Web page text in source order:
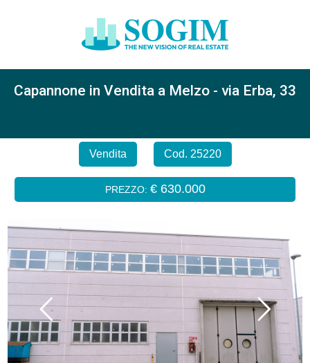
Capannone in Vendita a Melzo - via Erba, 33
Vendita Cod. 25220
PREZZO: € 630.000